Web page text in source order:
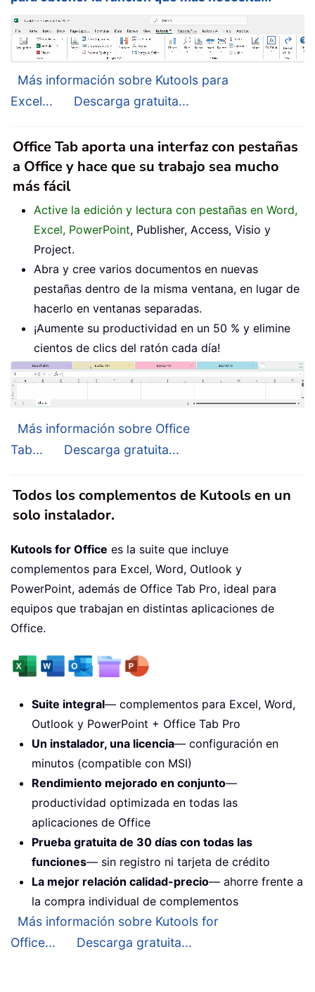
Más información sobre Kutools para
Excel...
Descarga gratuita...
Office Tab aporta una interfaz con pestañas
a Office y hace que su trabajo sea mucho
más fácil
Active la edición y lectura con pestañas en Word,
Excel, PowerPoint, Publisher, Access, Visio y
Project.
Abra y cree varios documentos en nuevas
pestañas dentro de la misma ventana, en lugar de
hacerlo en ventanas separadas.
¡Aumente su productividad en un 50 % y elimine
cientos de clics del ratón cada día!
Más información sobre Office
Tab...
Descarga gratuita...
Todos los complementos de Kutools en un
solo instalador.
Kutools for Office es la suite que incluye
complementos para Excel, Word, Outlook y
PowerPoint, además de Office Tab Pro, ideal para
equipos que trabajan en distintas aplicaciones de
Office.
Suite integral— complementos para Excel, Word,
Outlook y PowerPoint + Office Tab Pro
Un instalador, una licencia— configuración en
minutos (compatible con MSI)
Rendimiento mejorado en conjunto—
productividad optimizada en todas las
aplicaciones de Office
Prueba gratuita de 30 días con todas las
funciones— sin registro ni tarjeta de crédito
La mejor relación calidad-precio— ahorre frente a
la compra individual de complementos
Más información sobre Kutools for
Office...
Descarga gratuita...